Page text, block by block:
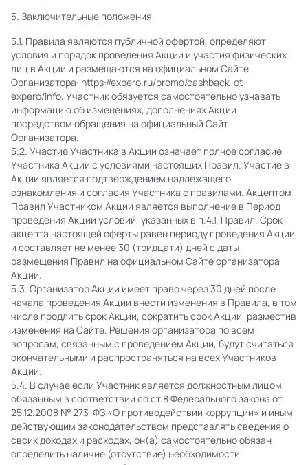
5. Заключительные положения
5.1. Правила являются публичной офертой, определяют
условия и порядок проведения Акции и участия физических
лиц в Акции и размещаются на официальном Сайте
Организатора: https://expero.ru/promo/cashback-ot-
expero/info. Участник обязуется самостоятельно узнавать
информацию об изменениях, дополнениях Акции
посредством обращения на официальный Сайт
Организатора.
5.2. Участие Участника в Акции означает полное согласие
Участника Акции с условиями настоящих Правил. Участие в
Акции является подтверждением надлежащего
ознакомления и согласия Участника с правилами. Акцептом
Правил Участником Акции является выполнение в Период
проведения Акции условий, указанных в п.4.1. Правил. Срок
акцепта настоящей оферты равен периоду проведения Акции
и составляет не менее 30 (тридцати) дней с даты
размещения Правил на официальном Сайте организатора
Акции.
5.3. Организатор Акции имеет право через 30 дней после
начала проведения Акции внести изменения в Правила, в том
числе продлить срок Акции, сократить срок Акции, разместив
изменения на Сайте. Решения организатора по всем
вопросам, связанным с проведением Акции, будут считаться
окончательными и распространяться на всех Участников
Акции.
5.4. В случае если Участник является должностным лицом,
обязанным в соответствии со ст.8 Федерального закона от
25.12.2008 № 273-ФЗ «О противодействии коррупции» и иным
действующим законодательством представлять сведения о
своих доходах и расходах, он(а) самостоятельно обязан
определить наличие (отсутствие) необходимости